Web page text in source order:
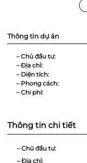
Thông tin dự án
– Chủ đầu tư:
– Địa chỉ:
– Diện tích:
– Phong cách:
– Chi phí:
Thông tin chi tiết
– Chủ đầu tư:
– Địa chỉ: